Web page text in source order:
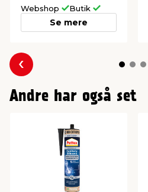
Webshop Butik
Se mere
Forrige
Andre har også set